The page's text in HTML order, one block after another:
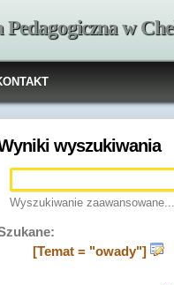
w
wyszukiwania
Wyszukiwanie zaawansowane...
[Temat = "owady"]